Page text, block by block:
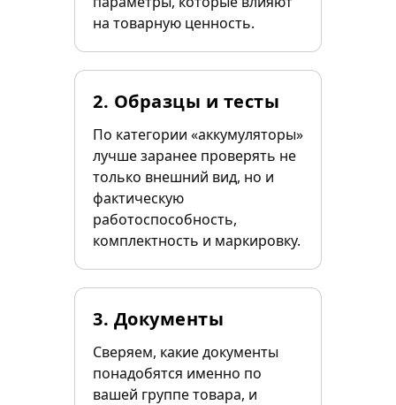
на товарную ценность.
2. Образцы и тесты
По категории «аккумуляторы»
лучше заранее проверять не
только внешний вид, но и
фактическую
работоспособность,
комплектность и маркировку.
3. Документы
Сверяем, какие документы
понадобятся именно по
вашей группе товара, и